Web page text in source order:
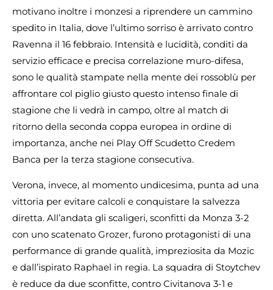
motivano inoltre i monzesi a riprendere un cammino
spedito in Italia, dove l’ultimo sorriso è arrivato contro
Ravenna il 16 febbraio. Intensità e lucidità, conditi da
servizio efficace e precisa correlazione muro-difesa,
sono le qualità stampate nella mente dei rossoblù per
affrontare col piglio giusto questo intenso finale di
stagione che li vedrà in campo, oltre al match di
ritorno della seconda coppa europea in ordine di
importanza, anche nei Play Off Scudetto Credem
Banca per la terza stagione consecutiva.
Verona, invece, al momento undicesima, punta ad una
vittoria per evitare calcoli e conquistare la salvezza
diretta. All’andata gli scaligeri, sconfitti da Monza 3-2
con uno scatenato Grozer, furono protagonisti di una
performance di grande qualità, impreziosita da Mozic
e dall’ispirato Raphael in regia. La squadra di Stoytchev
è reduce da due sconfitte, contro Civitanova 3-1 e